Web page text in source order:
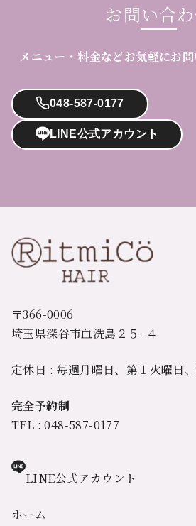
お問い合
メニュー・料金などお気軽にお問
048-587-0177
LINE公式アカウント
〒366-0006
埼玉県深谷市血洗島２５−４
定休日 : 毎週月曜日、第１火曜日
完全予約制
TEL : 048-587-0177
LINE公式アカウント
ホーム